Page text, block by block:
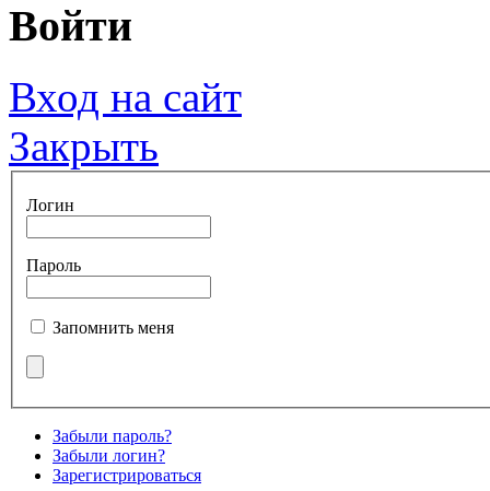
Войти
Вход на сайт
Закрыть
Логин
Пароль
Запомнить меня
Забыли пароль?
Забыли логин?
Зарегистрироваться